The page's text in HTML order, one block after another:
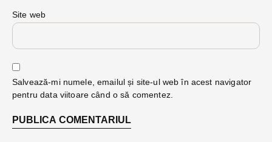
Site web
Salvează-mi numele, emailul și site-ul web în acest navigator
pentru data viitoare când o să comentez.